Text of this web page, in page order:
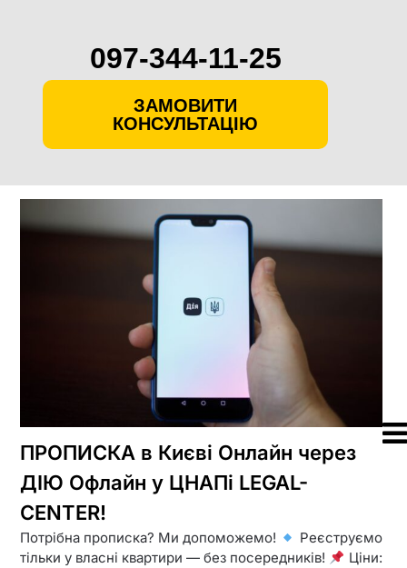
Skip
ПРОПИСКА в Києві Онлайн через
ДІЮ Офлайн у ЦНАПі LEGAL-
CENTER!
Потрібна прописка? Ми допоможемо!
Реєструємо
тільки у власні квартири — без посередників!
Ціни:
097-344-11-25
ЗАМОВИТИ
КОНСУЛЬТАЦІЮ